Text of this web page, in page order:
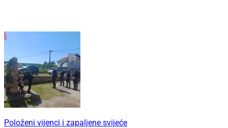
Položeni vijenci i zapaljene svijeće